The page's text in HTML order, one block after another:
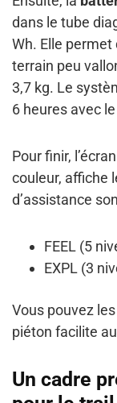
dans le tube
Wh. Elle permet
terrain peu
3,7 kg. Le
6 heures avec
Pour finir,
couleur, affiche
d’assistance
FEEL (5
EXPL (3
Vous pouvez
piéton facilite
Un cadre